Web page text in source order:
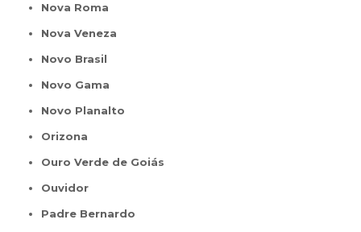
Nova Roma
Nova Veneza
Novo Brasil
Novo Gama
Novo Planalto
Orizona
Ouro Verde de Goiás
Ouvidor
Padre Bernardo